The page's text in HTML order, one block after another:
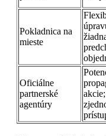
Pokladnica na
mieste
Oficiálne
partnerské
agentúry
akcie;